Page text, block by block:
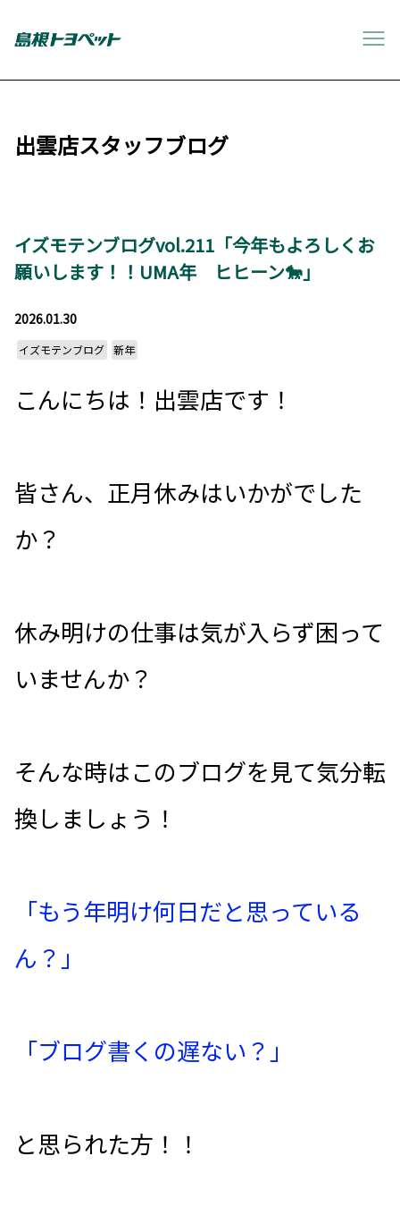
出雲店スタッフブログ
イズモテンブログvol.211「今年もよろしくお
願いします！！UMA年 ヒヒーン🐎」
2026.01.30
イズモテンブログ 新年
こんにちは！出雲店です！
皆さん、正月休みはいかがでした
か？
休み明けの仕事は気が入らず困って
いませんか？
そんな時はこのブログを見て気分転
換しましょう！
「もう年明け何日だと思っている
ん？」
「ブログ書くの遅ない？」
と思られた方！！